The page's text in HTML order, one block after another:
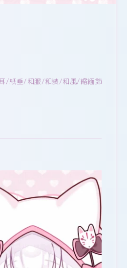
/紙垂/和服/和装/和風/縮緬飾